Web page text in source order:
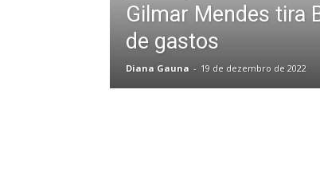
Gilmar Mendes tira
de gastos
Diana Gauna - 19 de dezembro de 2022